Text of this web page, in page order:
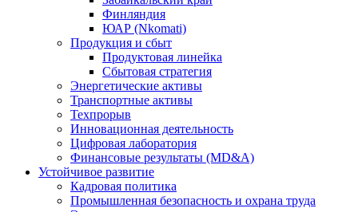
Финляндия
ЮАР (Nkomati)
Продукция и сбыт
Продуктовая линейка
Сбытовая стратегия
Энергетические активы
Транспортные активы
Техпрорыв
Инновационная деятельность
Цифровая лаборатория
Финансовые результаты (MD&A)
Устойчивое развитие
Кадровая политика
Промышленная безопасность и охрана труда